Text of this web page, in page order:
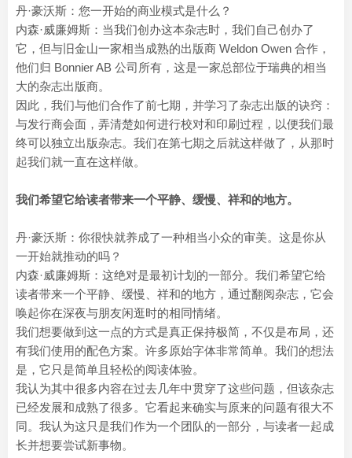
丹·豪沃斯：您一开始的商业模式是什么？
内森·威廉姆斯：当我们创办这本杂志时，我们自己创办了
它，但与旧金山一家相当成熟的出版商 Weldon Owen 合作，
他们归 Bonnier AB 公司所有，这是一家总部位于瑞典的相当
大的杂志出版商。
因此，我们与他们合作了前七期，并学习了杂志出版的诀窍：
与发行商会面，弄清楚如何进行校对和印刷过程，以便我们最
终可以独立出版杂志。我们在第七期之后就这样做了，从那时
起我们就一直在这样做。
我们希望它给读者带来一个平静、缓慢、祥和的地方。
丹·豪沃斯：你很快就养成了一种相当小众的审美。这是你从
一开始就推动的吗？
内森·威廉姆斯：这绝对是最初计划的一部分。我们希望它给
读者带来一个平静、缓慢、祥和的地方，通过翻阅杂志，它会
唤起你在深夜与朋友闲逛时的相同情绪。
我们想要做到这一点的方式是真正保持极简，不仅是布局，还
有我们使用的配色方案。许多原始字体非常简单。我们的想法
是，它只是简单且轻松的阅读体验。
我认为其中很多内容在过去几年中贯穿了这些问题，但该杂志
已经发展和成熟了很多。它看起来确实与原来的问题有很大不
同。我认为这只是我们作为一个团队的一部分，与读者一起成
长并想要尝试新事物。